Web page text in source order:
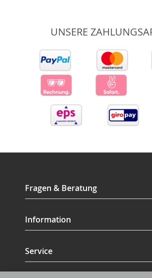
UNSERE
Fragen & Beratung
Information
Service